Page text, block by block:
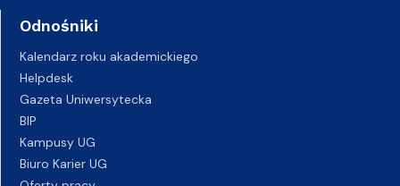
Odnośniki
Kalendarz roku akademickiego
Helpdesk
Gazeta Uniwersytecka
BIP
Kampusy UG
Biuro Karier UG